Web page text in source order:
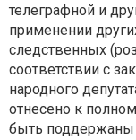
телеграфной и
применении
следственных
соответствии с
народного
отнесено к
быть